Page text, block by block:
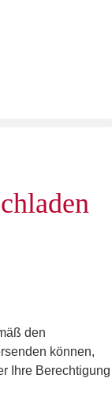
den
können,
Ihre Berechtigung